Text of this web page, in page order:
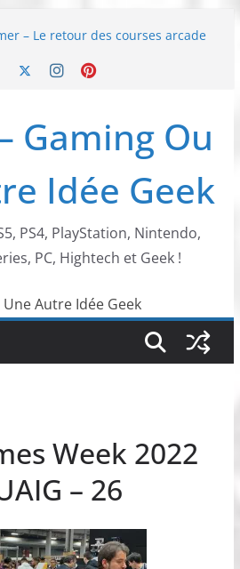
– Le retour des courses arcade
accessoires Turtle Beach X
AES+ : un succès dingue !
: La légende de l’arcade est de
Gaming Ou
Idée Geek
PS4, PlayStation, Nintendo,
PC, Hightech et Geek !
Week 2022
– 26